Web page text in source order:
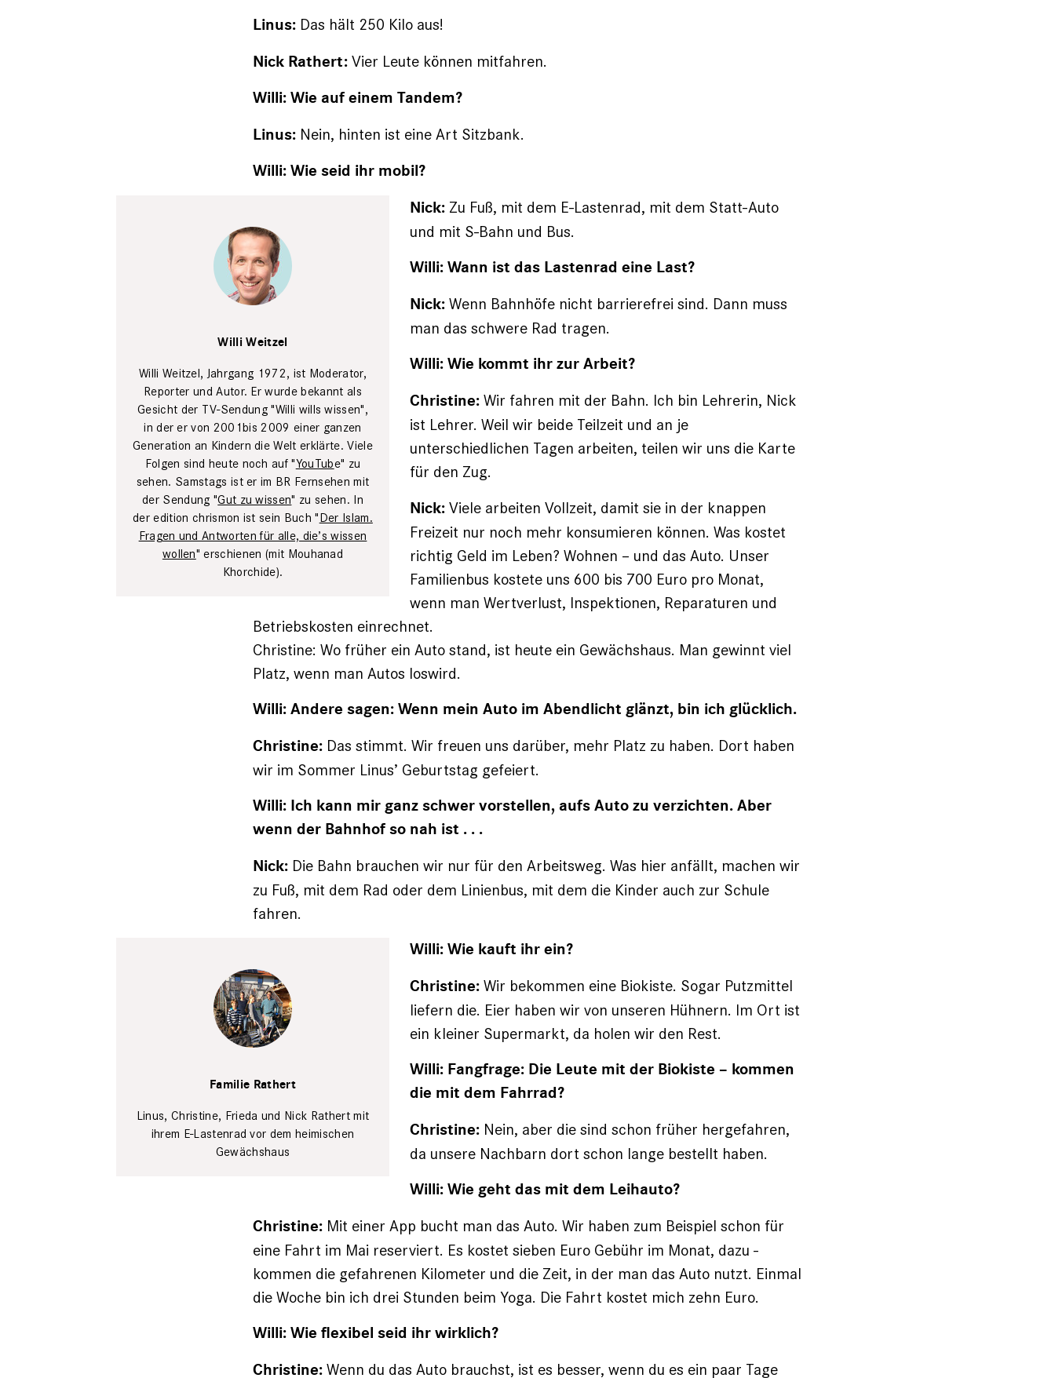
Linus: Das hält 250 Kilo aus!
Nick Rathert:Vier Leute können mitfahren.
Willi: Wie auf einem Tandem?
Linus: Nein, hinten ist eine Art Sitzbank.
Willi: Wie seid ihr mobil?
Willi Weitzel
Willi Weitzel, Jahrgang 1972, ist Moderator,
Reporter und Autor. Er wurde bekannt als
Gesicht der TV-Sendung "Willi wills wissen",
in der er von 2001bis 2009 einer ganzen
Generation an Kindern die Welt erklärte. Viele
Folgen sind heute noch auf "YouTube" zu
sehen. Samstags ist er im BR Fernsehen mit
der Sendung "Gut zu wissen" zu sehen. In
der edition chrismon ist sein Buch "Der Islam.
Fragen und Antworten für alle, die’s wissen
wollen" erschienen (mit Mouhanad
Khorchide).
Nick: Zu Fuß, mit dem E-Lastenrad, mit dem Statt-Auto
und mit S-Bahn und Bus.
Willi: Wann ist das Lastenrad eine Last?
Nick:Wenn Bahnhöfe nicht barrierefrei sind. Dann muss
man das schwere Rad tragen.
Willi: Wie kommt ihr zur Arbeit?
Christine:Wir fahren mit der Bahn. Ich bin Lehrerin, Nick
ist Lehrer. Weil wir beide Teilzeit und an je
unterschiedlichen Tagen arbeiten, teilen wir uns die Karte
für den Zug.
Nick:Viele arbeiten Vollzeit, damit sie in der knappen
Freizeit nur noch mehr konsumieren können. Was kostet
richtig Geld im Leben? Wohnen – und das Auto. Unser
Familienbus kostete uns 600 bis 700 Euro pro Monat,
wenn man Wertverlust, Inspektionen, ­Reparaturen und
Betriebskosten einrechnet.
Christine: Wo früher ein Auto stand, ist heute ein Gewächshaus. Man gewinnt viel
Platz, wenn man Autos loswird.
Willi: Andere sagen: Wenn mein Auto im Abendlicht glänzt, bin ich glücklich.
Christine: Das stimmt. Wir freuen uns darüber, mehr Platz zu haben. Dort haben
wir im Sommer Linus’ Geburtstag gefeiert.
Willi: Ich kann mir ganz schwer vorstellen, aufs Auto zu verzichten. Aber
wenn der Bahnhof so nah ist . . .
Nick: Die Bahn brauchen wir nur für den Arbeitsweg. Was hier anfällt, machen wir
zu Fuß, mit dem Rad oder dem Linienbus, mit dem die Kinder auch zur Schule
fahren.
Familie Rathert
Linus, Christine, Frieda und Nick Rathert mit
ihrem E-Lastenrad vor dem heimischen
Gewächshaus
Willi: Wie kauft ihr ein?
Christine:Wir bekommen eine Biokiste. Sogar Putzmittel
liefern die. Eier haben wir von unseren Hühnern. Im Ort ist
ein kleiner Supermarkt, da holen wir den Rest.
Willi: Fangfrage: Die Leute mit der Biokiste – kommen
die mit dem Fahrrad?
Christine: Nein, aber die sind schon früher hergefahren,
da unsere Nachbarn dort schon lange bestellt haben.
Willi: Wie geht das mit dem Leihauto?
Christine: Mit einer App bucht man das Auto. Wir haben zum Beispiel schon für
eine Fahrt im Mai reserviert. Es ­kostet ­sieben Euro Gebühr im Monat, dazu ­
kommen die gefahrenen Kilometer und die Zeit, in der man das Auto nutzt. Einmal
­die Woche bin ich drei Stunden beim Yoga. Die Fahrt kostet mich zehn Euro.
Willi: Wie flexibel seid ihr wirklich?
Christine:Wenn du das Auto brauchst, ist es besser, wenn du es ein paar Tage